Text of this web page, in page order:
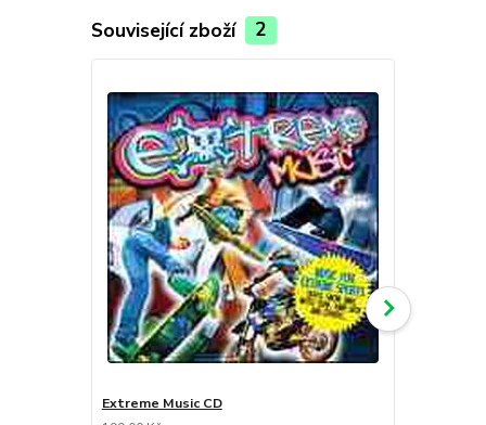
Související zboží 2
Extreme Music CD